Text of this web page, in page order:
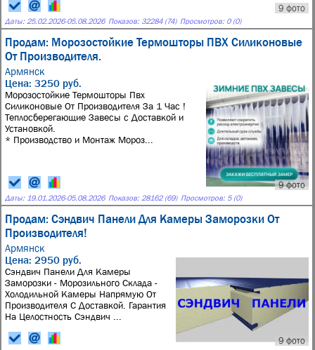
9 фото
Даты: 25.02.2026-05.08.2026 Показов: 32284 (74) Просмотров: 0 (0)
Продам: Морозостойкие Термошторы ПВХ Силиконовые
От Производителя.
Армянск
9 фото
Цена: 3250 руб.
Морозостойкие Термошторы Пвх
Силиконовые От Производителя За 1 Час !
Теплосберегающие Завесы с Доставкой и
Установкой.
* Производство и Монтаж Мороз...
Даты: 19.01.2026-05.08.2026 Показов: 28162 (69) Просмотров: 5 (0)
Продам: Сэндвич Панели Для Камеры Заморозки От
Производителя!
Армянск
9 фото
Цена: 2950 руб.
Сэндвич Панели Для Камеры
Заморозки - Морозильного Склада -
Холодильной Камеры Напрямую От
Производителя С Доставкой. Гарантия
На Целостность Сэндвич ...